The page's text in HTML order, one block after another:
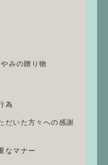
みの贈り物
為
だいた方々への感謝
なマナー